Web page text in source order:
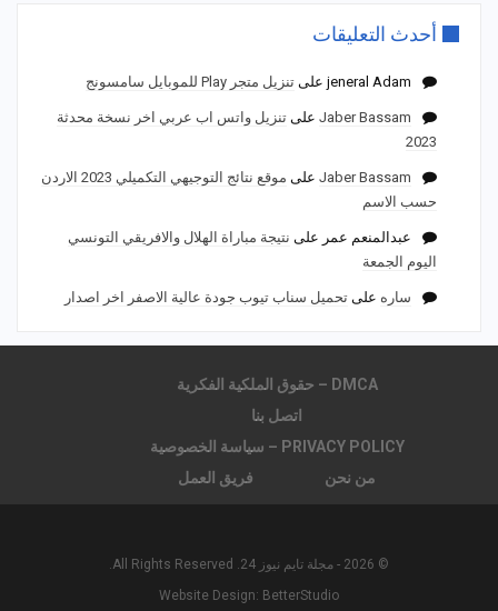
أحدث التعليقات
jeneral Adam على تنزيل متجر Play للموبايل سامسونج
Jaber Bassam على تنزيل واتس اب عربي اخر نسخة محدثة
2023
Jaber Bassam على
موقع نتائج التوجيهي التكميلي 2023 الاردن
حسب الاسم
عبدالمنعم عمر على نتيجة مباراة الهلال والافريقي التونسي
اليوم الجمعة
ساره على تحميل سناب تيوب جودة عالية الاصفر اخر اصدار
DMCA – حقوق الملكية الفكرية
اتصل بنا
PRIVACY POLICY – سياسة الخصوصية
من نحن
فريق العمل
© 2026 - مجلة تايم نيوز 24. All Rights Reserved.
Website Design: BetterStudio